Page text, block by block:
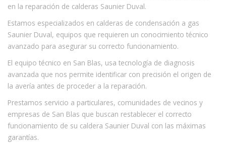
en la reparación de calderas Saunier Duval.
Estamos especializados en calderas de condensación a gas
Saunier Duval, equipos que requieren un conocimiento técnico
avanzado para asegurar su correcto funcionamiento.
El equipo técnico en San Blas, usa tecnología de diagnosis
avanzada que nos permite identificar con precisión el origen de
la avería antes de proceder a la reparación.
Prestamos servicio a particulares, comunidades de vecinos y
empresas de San Blas que buscan restablecer el correcto
funcionamiento de su caldera Saunier Duval con las máximas
garantías.